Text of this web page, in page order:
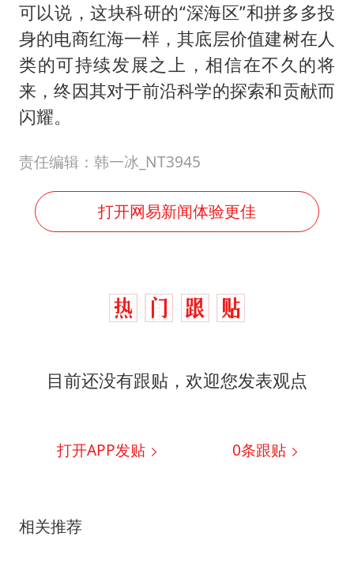
可以说，这块科研的“深海区”和拼多多投
身的电商红海一样，其底层价值建树在人
类的可持续发展之上，相信在不久的将
来，终因其对于前沿科学的探索和贡献而
闪耀。
责任编辑：韩一冰_NT3945
打开网易新闻体验更佳
目前还没有跟贴，欢迎您发表观点
打开APP发贴 0条跟贴
相关推荐